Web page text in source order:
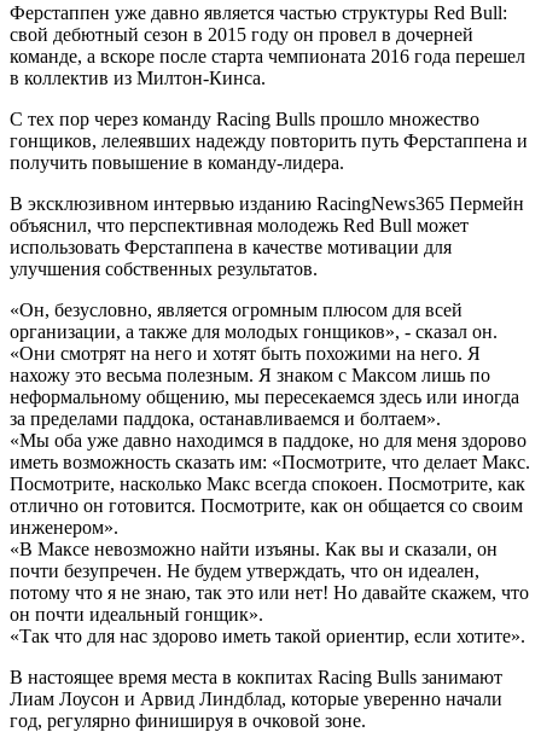
Ферстаппен уже давно является частью структуры Red Bull:
свой дебютный сезон в 2015 году он провел в дочерней
команде, а вскоре после старта чемпионата 2016 года перешел
в коллектив из Милтон-Кинса.
С тех пор через команду Racing Bulls прошло множество
гонщиков, лелеявших надежду повторить путь Ферстаппена и
получить повышение в команду-лидера.
В эксклюзивном интервью изданию RacingNews365 Пермейн
объяснил, что перспективная молодежь Red Bull может
использовать Ферстаппена в качестве мотивации для
улучшения собственных результатов.
«Он, безусловно, является огромным плюсом для всей
организации, а также для молодых гонщиков», - сказал он.
«Они смотрят на него и хотят быть похожими на него. Я
нахожу это весьма полезным. Я знаком с Максом лишь по
неформальному общению, мы пересекаемся здесь или иногда
за пределами паддока, останавливаемся и болтаем».
«Мы оба уже давно находимся в паддоке, но для меня здорово
иметь возможность сказать им: «Посмотрите, что делает Макс.
Посмотрите, насколько Макс всегда спокоен. Посмотрите, как
отлично он готовится. Посмотрите, как он общается со своим
инженером».
«В Максе невозможно найти изъяны. Как вы и сказали, он
почти безупречен. Не будем утверждать, что он идеален,
потому что я не знаю, так это или нет! Но давайте скажем, что
он почти идеальный гонщик».
«Так что для нас здорово иметь такой ориентир, если хотите».
В настоящее время места в кокпитах Racing Bulls занимают
Лиам Лоусон и Арвид Линдблад, которые уверенно начали
год, регулярно финишируя в очковой зоне.